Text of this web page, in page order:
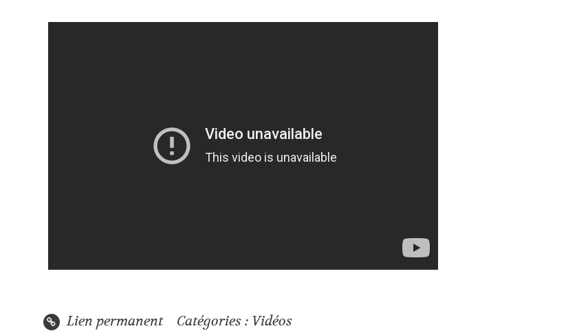
Lien permanent Catégories : Vidéos